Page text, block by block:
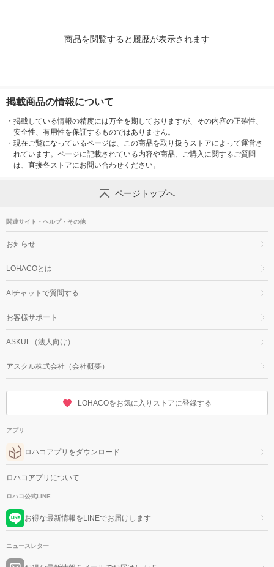
商品を閲覧すると履歴が表示されます
掲載商品の情報について
・ 掲載している情報の精度には万全を期しておりますが、その内容の正確性、
安全性、有用性を保証するものではありません。
・ 現在ご覧になっているページは、この商品を取り扱うストアによって運営さ
れています。ページに記載されている内容や商品、ご購入に関するご質問
は、直接各ストアにお問い合わせください。
ページトップへ
関連サイト・ヘルプ・その他
お知らせ
LOHACOとは
AIチャットで質問する
お客様サポート
ASKUL（法人向け）
アスクル株式会社（会社概要）
LOHACOをお気に入りストアに登録する
アプリ
ロハコアプリをダウンロード
ロハコアプリについて
ロハコ公式LINE
お得な最新情報をLINEでお届けします
ニュースレター